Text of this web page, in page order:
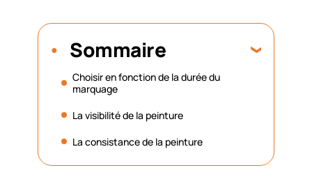
Sommaire
Choisir en fonction de la durée du
marquage
La visibilité de la peinture
La consistance de la peinture